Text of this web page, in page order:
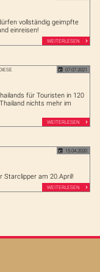
vollständig geimpfte
einreisen!
WEITERLESEN
07.07.2021
für Touristen in 120
nichts mehr im
WEITERLESEN
15.04.2020
Starclipper am 20.April!
WEITERLESEN